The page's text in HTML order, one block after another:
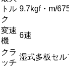
トル
ク
9.7kgf・m/
変速
機
6速
クラ
ッチ
湿式多板セ